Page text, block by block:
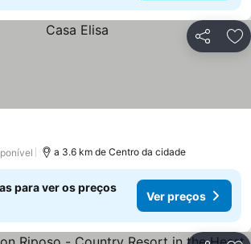
Partilhar
a 3.6 km de Centro da cidade
para ver os preços
Ver preços